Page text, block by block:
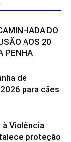
DO
AOS 20
PENHA
de
para cães
à Violência
proteção